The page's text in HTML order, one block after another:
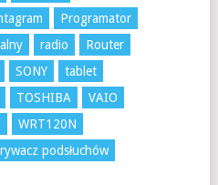
Programator
radio
Router
SONY
tablet
TOSHIBA
VAIO
WRT120N
podsłuchów